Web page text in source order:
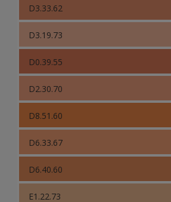
D3.33.62
D3.19.73
D0.39.55
D2.30.70
D8.51.60
D6.33.67
D6.40.60
E1.22.73